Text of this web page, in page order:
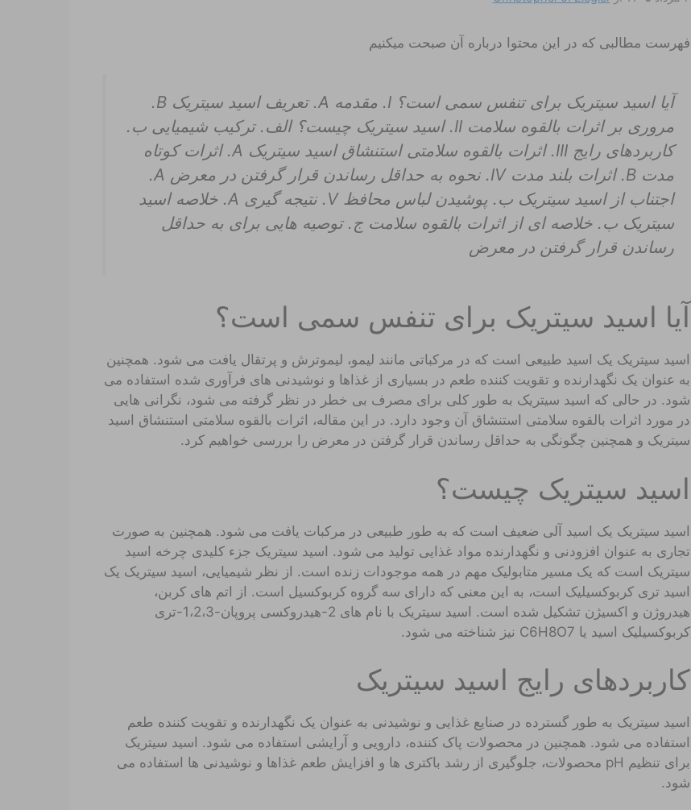
فهرست مطالبی که در این محتوا درباره آن صبحت میکنیم
آیا اسید سیتریک برای تنفس سمی است؟ I. مقدمه A. تعریف اسید سیتریک B.
مروری بر اثرات بالقوه سلامت II. اسید سیتریک چیست؟ الف. ترکیب شیمیایی ب.
کاربردهای رایج III. اثرات بالقوه سلامتی استنشاق اسید سیتریک A. اثرات کوتاه
مدت B. اثرات بلند مدت IV. نحوه به حداقل رساندن قرار گرفتن در معرض A.
اجتناب از اسید سیتریک ب. پوشیدن لباس محافظ V. نتیجه گیری A. خلاصه اسید
سیتریک ب. خلاصه ای از اثرات بالقوه سلامت ج. توصیه هایی برای به حداقل
رساندن قرار گرفتن در معرض
آیا اسید سیتریک برای تنفس سمی است؟
اسید سیتریک یک اسید طبیعی است که در مرکباتی مانند لیمو، لیموترش و پرتقال یافت می شود. همچنین
به عنوان یک نگهدارنده و تقویت کننده طعم در بسیاری از غذاها و نوشیدنی های فرآوری شده استفاده می
شود. در حالی که اسید سیتریک به طور کلی برای مصرف بی خطر در نظر گرفته می شود، نگرانی هایی
در مورد اثرات بالقوه سلامتی استنشاق آن وجود دارد. در این مقاله، اثرات بالقوه سلامتی استنشاق اسید
سیتریک و همچنین چگونگی به حداقل رساندن قرار گرفتن در معرض را بررسی خواهیم کرد.
اسید سیتریک چیست؟
اسید سیتریک یک اسید آلی ضعیف است که به طور طبیعی در مرکبات یافت می شود. همچنین به صورت
تجاری به عنوان افزودنی و نگهدارنده مواد غذایی تولید می شود. اسید سیتریک جزء کلیدی چرخه اسید
سیتریک است که یک مسیر متابولیک مهم در همه موجودات زنده است. از نظر شیمیایی، اسید سیتریک یک
اسید تری کربوکسیلیک است، به این معنی که دارای سه گروه کربوکسیل است. از اتم های کربن،
هیدروژن و اکسیژن تشکیل شده است. اسید سیتریک با نام های 2-هیدروکسی پروپان-1،2،3-تری
کربوکسیلیک اسید یا C6H8O7 نیز شناخته می شود.
کاربردهای رایج اسید سیتریک
اسید سیتریک به طور گسترده در صنایع غذایی و نوشیدنی به عنوان یک نگهدارنده و تقویت کننده طعم
استفاده می شود. همچنین در محصولات پاک کننده، دارویی و آرایشی استفاده می شود. اسید سیتریک
برای تنظیم pH محصولات، جلوگیری از رشد باکتری ها و افزایش طعم غذاها و نوشیدنی ها استفاده می
شود.